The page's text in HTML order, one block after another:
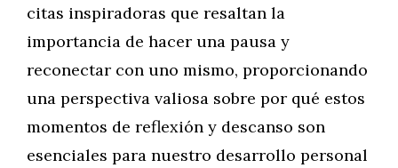
citas inspiradoras que resaltan la
importancia de hacer una pausa y
reconectar con uno mismo, proporcionando
una perspectiva valiosa sobre por qué estos
momentos de reflexión y descanso son
esenciales para nuestro desarrollo personal